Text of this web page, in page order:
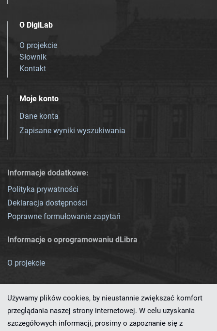
O DigiLab
O projekcie
Słownik
Kontakt
Moje konto
Dane konta
Zapisane wyniki wyszukiwania
Informacje dodatkowe:
Polityka prywatności
Deklaracja dostępności
Poprawne formułowanie zapytań
Informacje o oprogramowaniu dLibra
O projekcie
Używamy plików cookies, by nieustannie zwiększać komfort
przeglądania naszej strony internetowej. W celu uzyskania
szczegółowych informacji, prosimy o zapoznanie się z